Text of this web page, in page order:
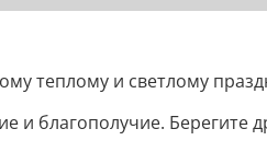
теплому и светлому
благополучие. Берегите